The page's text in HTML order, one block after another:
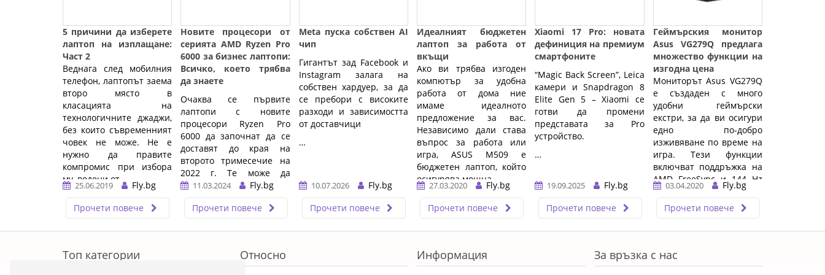
5 причини да изберете
лаптоп на изплащане:
Част 2
Веднага след мобилния
телефон, лаптопът заема
второ място в
класацията на
технологичните джаджи,
без които съвременният
човек не може. Не е
нужно да правите
компромис при избора
му, водени от ...…
25.06.2019
Fly.bg
Прочети повече
Новите процесори от
серията AMD Ryzen Pro
6000 за бизнес лаптопи:
Всичко, което трябва
да знаете
Очаква се първите
лаптопи с новите
процесори Ryzen Pro
6000 да започнат да се
доставят до края на
второто тримесечие на
2022 г. Те може да
включват Elitebook 835,
серията ThinkPad Z, T14,
11.03.2024
Fly.bg
Прочети повече
Meta пуска собствен AI
чип
Гигантът зад Facebook и
Instagram залага на
собствен хардуер, за да
се пребори с високите
разходи и зависимостта
от доставчици
…
10.07.2026
Fly.bg
Прочети повече
Идеалният бюджетен
лаптоп за работа от
вкъщи
Ако ви трябва изгоден
компютър за удобна
работа от дома ние
имаме идеалното
предложение за вас.
Независимо дали става
въпрос за работа или
игра, ASUS M509 е
бюджетен лаптоп, който
осигурява мощна ...…
27.03.2020
Fly.bg
Прочети повече
Xiaomi 17 Pro: новата
дефиниция на премиум
смартфоните
“Magic Back Screen”, Leica
камери и Snapdragon 8
Elite Gen 5 – Xiaomi се
готви да промени
представата за Pro
устройство.
…
19.09.2025
Fly.bg
Прочети повече
Геймърския монитор
Asus VG279Q предлага
множество функции на
изгодна цена
Мониторът Asus VG279Q
е създаден с много
удобни геймърски
екстри, за да ви осигури
едно по-добро
изживяване по време на
игра. Тези функции
включват поддръжка на
AMD FreeSync и 144 Hz
скорост на опресняване.
...…
03.04.2020
Fly.bg
Прочети повече
Топ категории Относно Информация За връзка с нас